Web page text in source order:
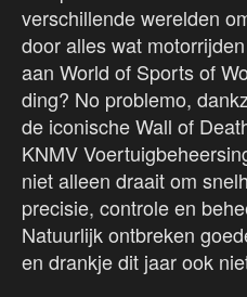
verschillende werelden
door alles wat
aan World of Sports of
ding? No problemo,
de iconische Wall of
KNMV
niet alleen draait om
precisie, controle en
Natuurlijk ontbreken
en drankje dit jaar ook